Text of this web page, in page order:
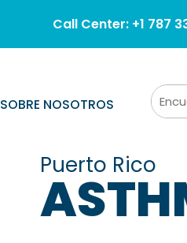
Call Center: +1 787
SOBRE NOSOTROS
Puerto Rico